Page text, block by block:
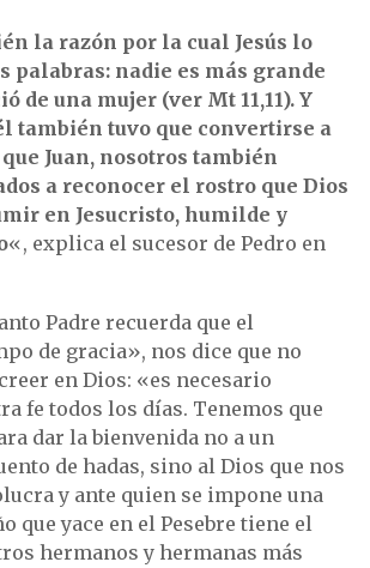
la razón por la cual Jesús lo
palabras: nadie es más grande
de una mujer (ver Mt 11,11). Y
también tuvo que convertirse a
Juan, nosotros también
a reconocer el rostro que Dios
en Jesucristo, humilde y
«, explica el sucesor de Pedro en
Padre recuerda que el
de gracia», nos dice que no
en Dios: «es necesario
fe todos los días. Tenemos que
dar la bienvenida no a un
de hadas, sino al Dios que nos
y ante quien se impone una
que yace en el Pesebre tiene el
hermanos y hermanas más